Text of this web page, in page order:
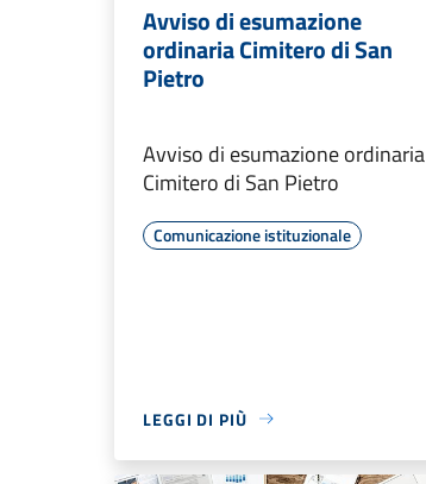
Avviso di esumazione
ordinaria Cimitero di San
Pietro
Avviso di esumazione ordinaria
Cimitero di San Pietro
Comunicazione istituzionale
LEGGI DI PIÙ